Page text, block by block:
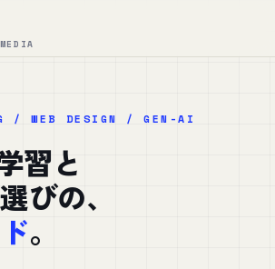
/ WEB DESIGN / GEN-AI
習と
びの、
。